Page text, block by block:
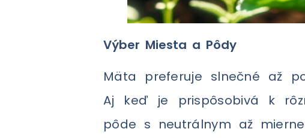
Výber Miesta a Pôdy
Mäta preferuje slnečné až
Aj keď je prispôsobivá k
pôde s neutrálnym až